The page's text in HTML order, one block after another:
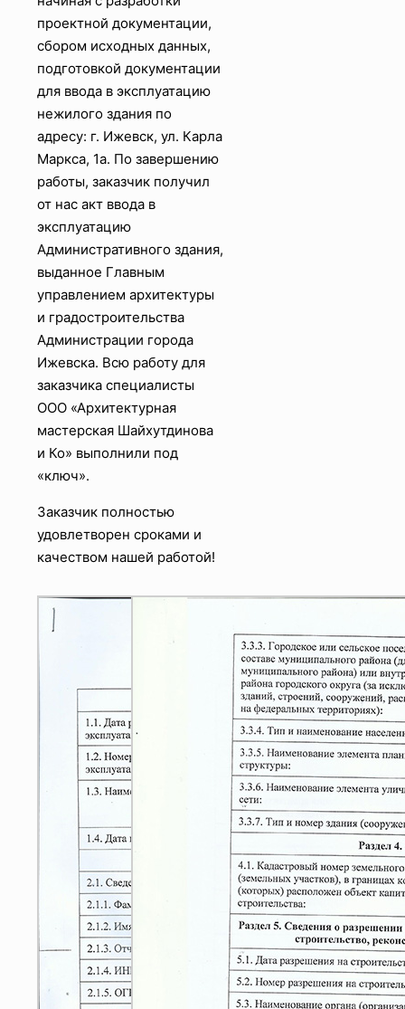
проектной документации,
сбором исходных данных,
подготовкой документации
для ввода в эксплуатацию
нежилого здания по
адресу: г. Ижевск, ул. Карла
Маркса, 1а. По завершению
работы, заказчик получил
от нас акт ввода в
эксплуатацию
Административного здания,
выданное Главным
управлением архитектуры
и градостроительства
Администрации города
Ижевска. Всю работу для
заказчика специалисты
ООО «Архитектурная
мастерская Шайхутдинова
и Ко» выполнили под
«ключ».
Заказчик полностью
удовлетворен сроками и
качеством нашей работой!